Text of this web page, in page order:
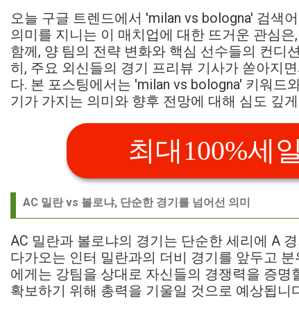
오늘 구글 트렌드에서 'milan vs bologna' 검색
의미를 지니는 이 매치업에 대한 뜨거운 관심
함께, 양 팀의 전략 변화와 핵심 선수들의 컨디
히, 주요 외신들의 경기 프리뷰 기사가 쏟아지
다. 본 포스팅에서는 'milan vs bologna' 키워드
기가 가지는 의미와 향후 전망에 대해 심도 깊
최대100%세
AC 밀란 vs 볼로냐, 단순한 경기를 넘어선 의미
AC 밀란과 볼로냐의 경기는 단순한 세리에 A
다가오는 인터 밀란과의 더비 경기를 앞두고
에게는 강팀을 상대로 자신들의 경쟁력을 증
확보하기 위해 총력을 기울일 것으로 예상됩니